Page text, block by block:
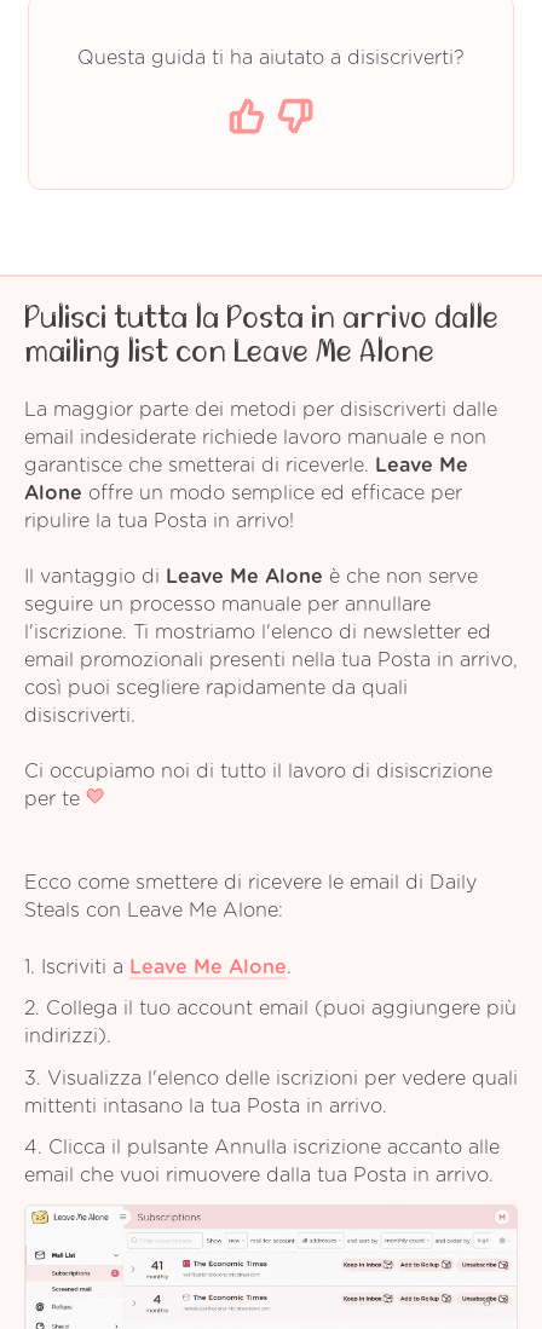
Questa guida ti ha aiutato a disiscriverti?
Pulisci tutta la Posta in arrivo dalle
mailing list con Leave Me Alone
La maggior parte dei metodi per disiscriverti dalle
email indesiderate richiede lavoro manuale e non
garantisce che smetterai di riceverle.
Leave Me
Alone offre un modo semplice ed efficace per
ripulire la tua Posta in arrivo!
Il vantaggio di Leave Me Alone è che non serve
seguire un processo manuale per annullare
l'iscrizione. Ti mostriamo l'elenco di newsletter ed
email promozionali presenti nella tua Posta in arrivo,
così puoi scegliere rapidamente da quali
disiscriverti.
Ci occupiamo noi di tutto il lavoro di disiscrizione
per te
Ecco come smettere di ricevere le email di Daily
Steals con Leave Me Alone:
1. Iscriviti a Leave Me Alone.
2. Collega il tuo account email (puoi aggiungere più
indirizzi).
3. Visualizza l'elenco delle iscrizioni per vedere quali
mittenti intasano la tua Posta in arrivo.
4. Clicca il pulsante Annulla iscrizione accanto alle
email che vuoi rimuovere dalla tua Posta in arrivo.